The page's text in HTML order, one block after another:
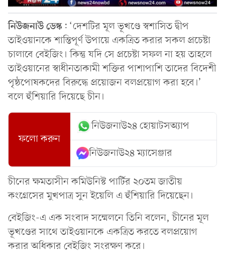
নিউজনাউডেস্ক : ‘দেশটির মূল ভূখণ্ডে স্বশাসিত দ্বীপ
তাইওয়ানকে শান্তিপূর্ণ উপায়ে একত্রিত করার সকল প্রচেষ্টা
চালাবে বেইজিং। কিন্তু যদি সে প্রচেষ্টা সফল না হয় তাহলে
তাইওয়ানের স্বাধীনতাকামী শক্তির পাশাপাশি তাদের বিদেশী
পৃষ্ঠপোষকদের বিরুদ্ধে প্রয়োজন বলপ্রয়োগ করা হবে।’
বলে হুঁশিয়ারি দিয়েছে চীন।
ফলো করুন
নিউজনাউ২৪ হোয়াটসঅ্যাপ
নিউজনাউ২৪ ম্যাসেঞ্জার
চীনের ক্ষমতাসীন কমিউনিস্ট পার্টির ২০তম জাতীয়
কংগ্রেসের মুখপাত্র সুন ইয়েলি এ হুঁশিয়ারি দিয়েছেন।
বেইজিং-এ এক সংবাদ সম্মেলনে তিনি বলেন, চীনের মূল
ভূখণ্ডের সাথে তাইওয়ানকে একত্রিত করতে বলপ্রয়োগ
করার অধিকার বেইজিং সংরক্ষণ করে।